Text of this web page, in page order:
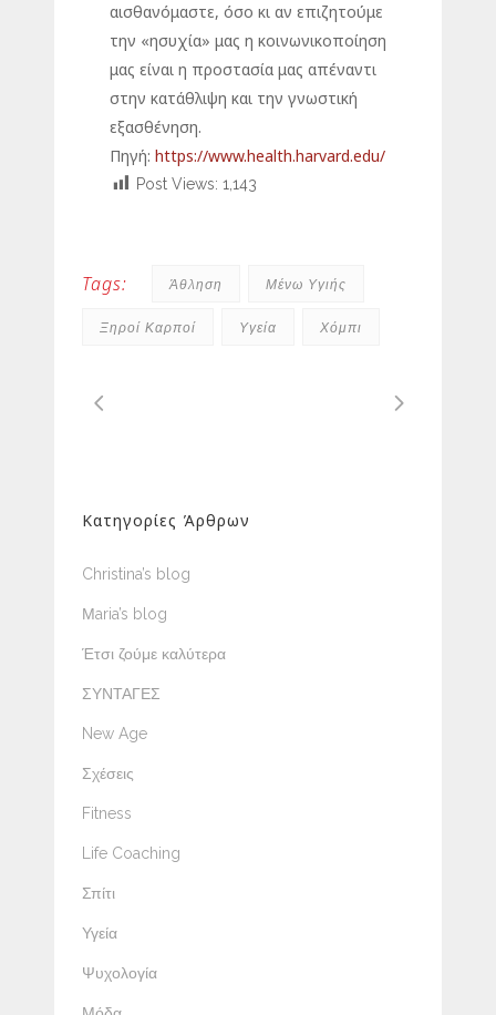
αισθανόμαστε, όσο κι αν επιζητούμε
την «ησυχία» μας η κοινωνικοποίηση
μας είναι η προστασία μας απέναντι
στην κατάθλιψη και την γνωστική
εξασθένηση.
Πηγή: https://www.health.harvard.edu/
Post Views: 1,143
Tags: Άθληση Μένω Υγιής
Ξηροί Καρποί Υγεία Χόμπι
Κατηγορίες Άρθρων
Christina’s blog
Μaria’s blog
Έτσι ζούμε καλύτερα
ΣΥΝΤΑΓΕΣ
New Age
Σχέσεις
Fitness
Life Coaching
Σπίτι
Υγεία
Ψυχολογία